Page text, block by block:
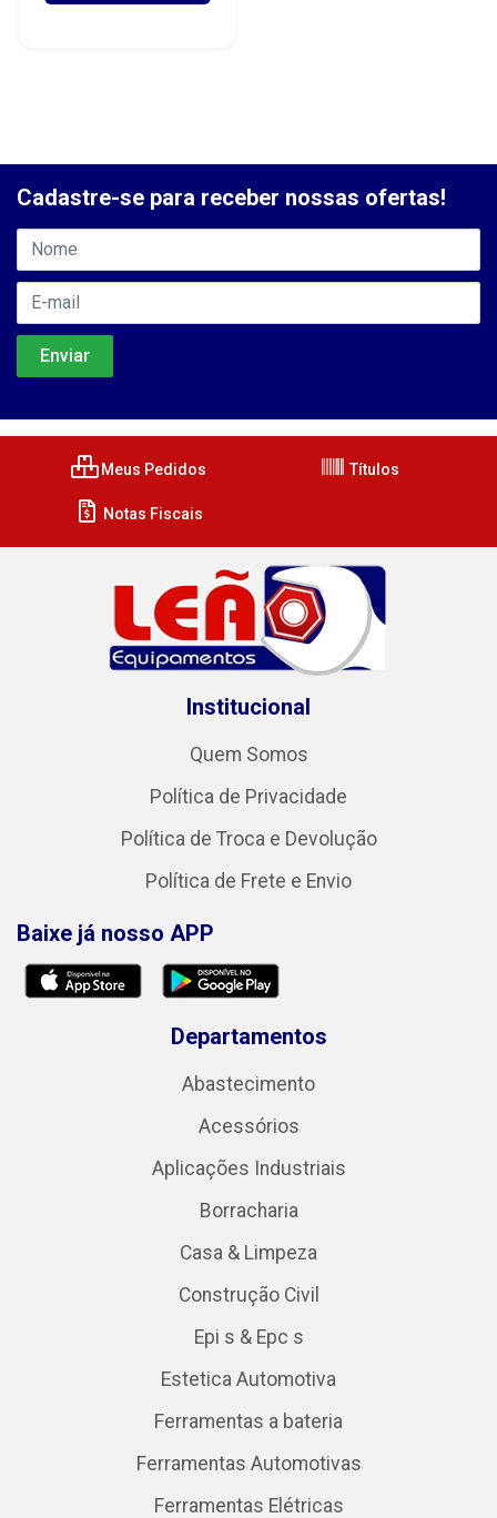
Cadastre-se para receber nossas ofertas!
Meus Pedidos Títulos
Notas Fiscais
Institucional
Quem Somos
Política de Privacidade
Política de Troca e Devolução
Política de Frete e Envio
Baixe já nosso APP
Departamentos
Abastecimento
Acessórios
Aplicações Industriais
Borracharia
Casa & Limpeza
Construção Civil
Epi s & Epc s
Estetica Automotiva
Ferramentas a bateria
Ferramentas Automotivas
Ferramentas Elétricas